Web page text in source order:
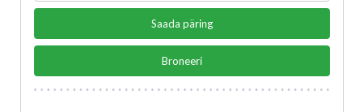
Saada päring
Broneeri